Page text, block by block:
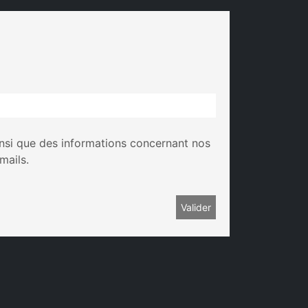
que des informations concernant nos